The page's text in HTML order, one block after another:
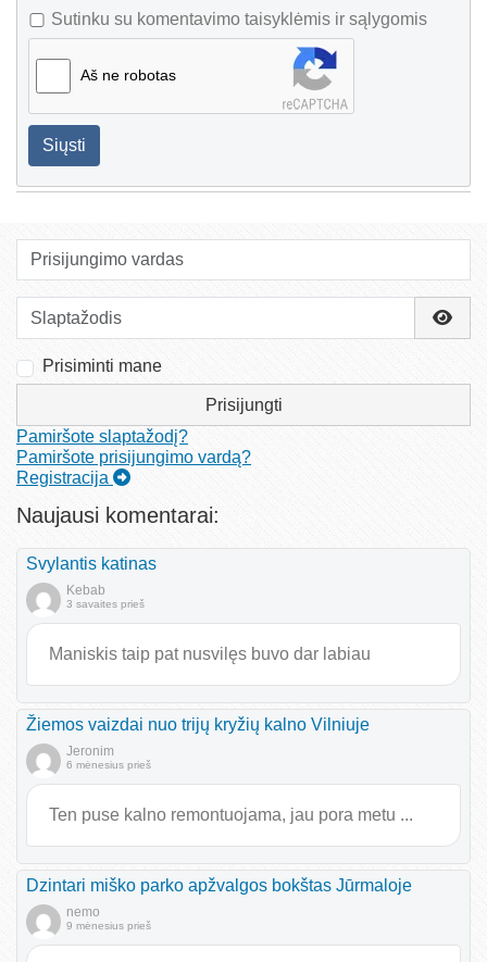
Sutinku su komentavimo taisyklėmis ir sąlygomis
Aš ne robotas
Siųsti
Prisijungimo vardas
Slaptažodis
Prisiminti mane
Prisijungti
Pamiršote slaptažodį?
Pamiršote prisijungimo vardą?
Registracija
Naujausi komentarai:
Svylantis katinas
Kebab
3 savaites prieš
Maniskis taip pat nusvilęs buvo dar labiau
Žiemos vaizdai nuo trijų kryžių kalno Vilniuje
Jeronim
6 mėnesius prieš
Ten puse kalno remontuojama, jau pora metu ...
Dzintari miško parko apžvalgos bokštas Jūrmaloje
nemo
9 mėnesius prieš